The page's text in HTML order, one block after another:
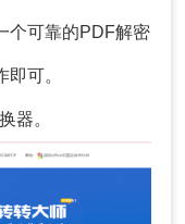
个可靠的PDF解密
可。
器。